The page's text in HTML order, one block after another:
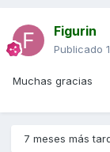
Figurin
Publicado
Muchas gracias
7 meses más